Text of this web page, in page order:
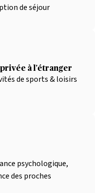
de séjour
à l'étranger
de sports & loisirs
psychologique,
des proches